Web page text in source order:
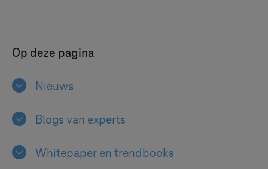
Op deze pagina
Nieuws
Blogs van experts
Whitepaper en trendbooks